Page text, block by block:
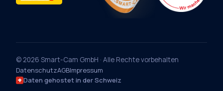
© 2026 Smart-Cam GmbH · Alle Rechte vorbehalten
DatenschutzAGBImpressum
Daten gehostet in der Schweiz